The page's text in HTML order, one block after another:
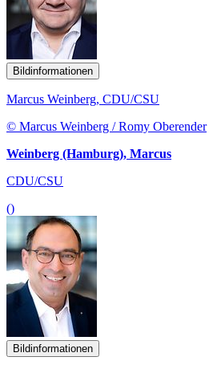
Bildinformationen
Marcus Weinberg, CDU/CSU
© Marcus Weinberg / Romy Oberender
Weinberg (Hamburg), Marcus
CDU/CSU
()
Bildinformationen